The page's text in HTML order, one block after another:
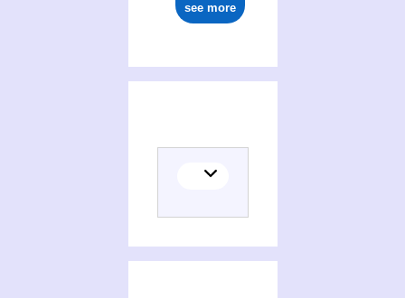
see more